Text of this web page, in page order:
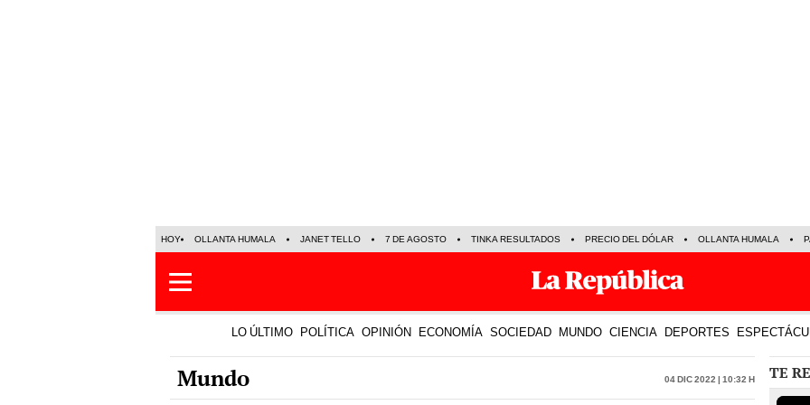
HOY OLLANTA HUMALA JANET TELLO 7 DE AGOSTO TINKA RESULTADOS PRECIO DEL DÓLAR OLLANTA HUMALA
LO ÚLTIMO POLÍTICA OPINIÓN ECONOMÍA SOCIEDAD MUNDO CIENCIA DEPORTES
Mundo 04 Dic 2022 | 10:32 h TE